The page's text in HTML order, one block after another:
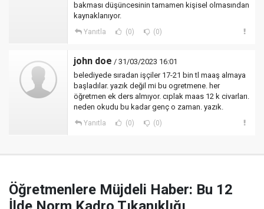
bakması düşüncesinin tamamen kişisel olmasından
kaynaklanıyor.
Yanıtla (0) (0)
john doe / 31/03/2023 16:01
belediyede sıradan işçiler 17-21 bin tl maaş almaya
başladılar. yazık değil mi bu ogretmene. her
öğretmen ek ders almıyor. cıplak maas 12 k civarları.
neden okudu bu kadar genç o zaman. yazık.
Yanıtla (0) (0)
Öğretmenlere Müjdeli Haber: Bu 12